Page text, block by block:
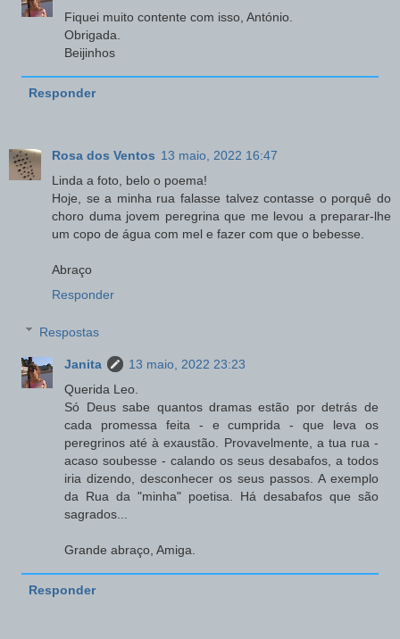
Fiquei muito contente com isso, António.
Obrigada.
Beijinhos
Responder
Rosa dos Ventos 13 maio, 2022 16:47
Linda a foto, belo o poema!
Hoje, se a minha rua falasse talvez contasse o porquê do
choro duma jovem peregrina que me levou a preparar-lhe
um copo de água com mel e fazer com que o bebesse.
Abraço
Responder
Respostas
Janita
13 maio, 2022 23:23
Querida Leo.
Só Deus sabe quantos dramas estão por detrás de
cada promessa feita - e cumprida - que leva os
peregrinos até à exaustão. Provavelmente, a tua rua -
acaso soubesse - calando os seus desabafos, a todos
iria dizendo, desconhecer os seus passos. A exemplo
da Rua da "minha" poetisa. Há desabafos que são
sagrados...
Grande abraço, Amiga.
Responder